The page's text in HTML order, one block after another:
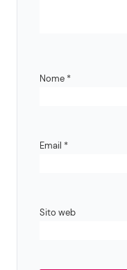
Nome *
Email *
Sito web